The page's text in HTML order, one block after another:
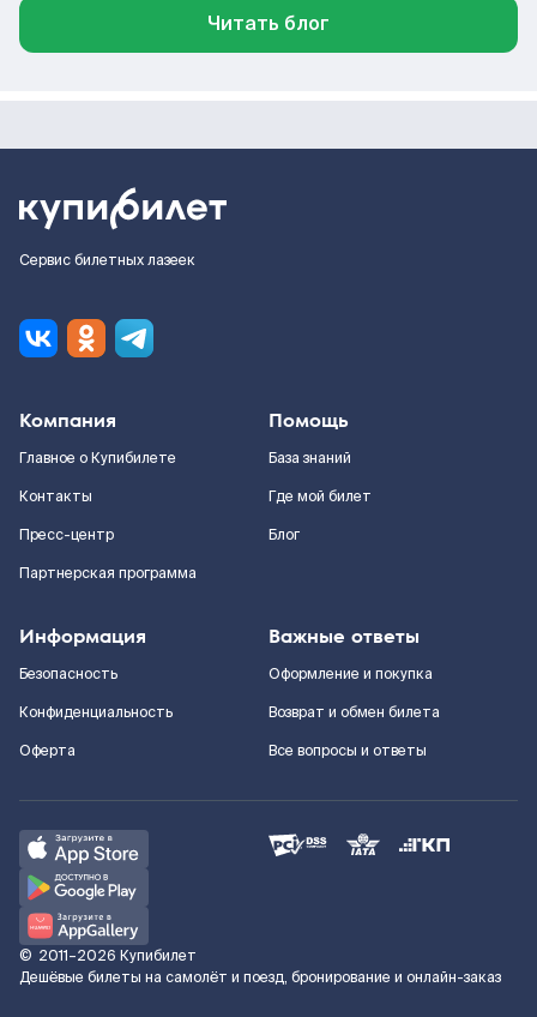
Читать блог
Сервис билетных лазеек
Компания
Главное о Купибилете
Контакты
Пресс-центр
Партнерская программа
Помощь
База знаний
Где мой билет
Блог
Информация
Безопасность
Конфиденциальность
Оферта
Важные ответы
Оформление и покупка
Возврат и обмен билета
Все вопросы и ответы
© 2011–2026 Купибилет
Дешёвые билеты на самолёт и поезд, бронирование и онлайн-заказ